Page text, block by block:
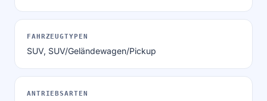
FAHRZEUGTYPEN
SUV, SUV/Geländewagen/Pickup
ANTRIEBSARTEN